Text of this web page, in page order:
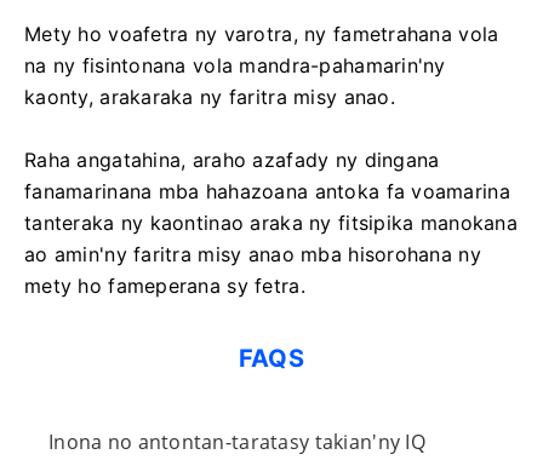
Mety ho voafetra ny varotra, ny fametrahana vola
na ny fisintonana vola mandra-pahamarin'ny
kaonty, arakaraka ny faritra misy anao.
Raha angatahina, araho azafady ny dingana
fanamarinana mba hahazoana antoka fa voamarina
tanteraka ny kaontinao araka ny fitsipika manokana
ao amin'ny faritra misy anao mba hisorohana ny
mety ho fameperana sy fetra.
FAQS
Inona no antontan-taratasy takian'ny IQ